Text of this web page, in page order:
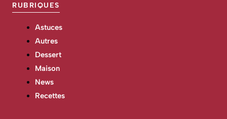
RUBRIQUES
Astuces
Autres
Dessert
Maison
News
Recettes